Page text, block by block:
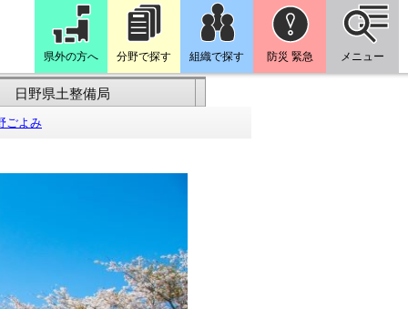
県外の方へ 分野で探す 組織で探す 防災 緊急 メニュー
日野県土整備局
ごよみ